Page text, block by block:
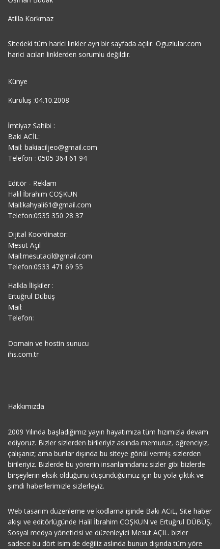
Atilla Korkmaz
Sitedeki tüm harici linkler ayrı bir sayfada açılır. Oguzlular.com
harici acılan linklerden sorumlu değildir.
Künye
Kuruluş :04.10.2008
İmtiyaz Sahibi :
Baki ACİL:
Mail: bakiaciljeo@gmail.com
Telefon : 0505 364 61 94
Editör - Reklam
Halil İbrahim COŞKUN
Mail:kahyali61@gmail.com
Telefon:0535 350 28 37
Dijital Koordinatör:
Mesut Açıl
Mail:mesutacil@gmail.com
Telefon:0533 471 69 55
Halkla İlişkiler :
Ertuğrul Dübüş
Mail:
Telefon:
Domain ve hostin sunucu
ihs.com.tr
Hakkımızda
2009 Yılında başladığımız yayın hayatımıza tüm hızımızla devam
ediyoruz. Bizler sizlerden birileriyiz aslında memuruz, öğrenciyiz,
çalışanız; ama bunlar dışında bu siteye gönül vermiş sizlerden
birileriyiz. Bizlerde bu yörenin insanlarındanız sizler gibi bizlerde
birşeylerin eksik olduğunu düşündüğümüz için bu yola çıktık ve
şimdi haberlerimizle sizlerleyiz.
Web tasarım düzenleme ve kodlama işinde Baki ACiL, Site haber
akışı ve editörlügünde Halil İbrahim COŞKUN ve Ertuğrul DÜBÜŞ,
Sosyal medya yöneticisi ve düzenleyici Mesut AÇIL. bizler
sadece bu dört isim de değiliz aslında bunun dışında tüm yöre